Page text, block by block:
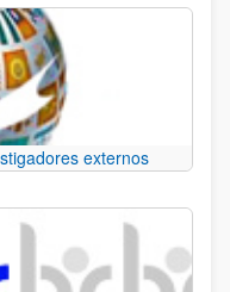
externos